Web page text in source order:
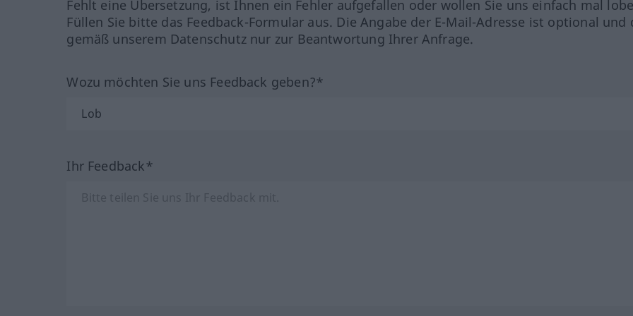
Fehlt eine Übersetzung, ist Ihnen ein Fehler aufgefallen oder wollen Sie uns einfach mal
Füllen Sie bitte das Feedback-Formular aus. Die Angabe der E-Mail-Adresse ist optional und
gemäß unserem Datenschutz nur zur Beantwortung Ihrer Anfrage.
Wozu möchten Sie uns Feedback geben?*
Ihr Feedback*